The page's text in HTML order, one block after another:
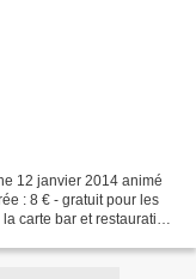
12 janvier 2014 animé
: 8 € - gratuit pour les
carte bar et restauration